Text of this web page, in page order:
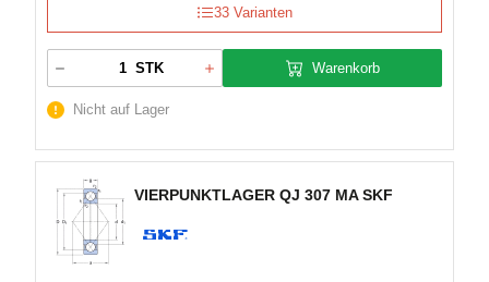
33 Varianten
STK Warenkorb
Nicht auf Lager
VIERPUNKTLAGER QJ 307 MA SKF